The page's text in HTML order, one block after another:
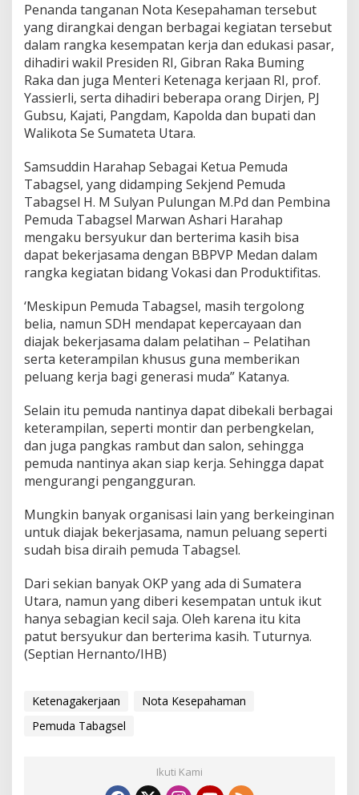
P
T
a
n
d
a
t
n
g
n
i
N
o
t
a
K
e
s
p
a
h
a
m
a
B
i
d
a
n
g
e
t
e
n
g
a
k
e
r
j
Penanda tanganan Nota Kesepahaman tersebut
yang dirangkai dengan berbagai kegiatan tersebut
dalam rangka kesempatan kerja dan edukasi pasar,
dihadiri wakil Presiden RI, Gibran Raka Buming
Raka dan juga Menteri Ketenaga kerjaan RI, prof.
Yassierli, serta dihadiri beberapa orang Dirjen, PJ
Gubsu, Kajati, Pangdam, Kapolda dan bupati dan
Walikota Se Sumateta Utara.
Samsuddin Harahap Sebagai Ketua Pemuda
Tabagsel, yang didamping Sekjend Pemuda
Tabagsel H. M Sulyan Pulungan M.Pd dan Pembina
Pemuda Tabagsel Marwan Ashari Harahap
mengaku bersyukur dan berterima kasih bisa
dapat bekerjasama dengan BBPVP Medan dalam
rangka kegiatan bidang Vokasi dan Produktifitas.
‘Meskipun Pemuda Tabagsel, masih tergolong
belia, namun SDH mendapat kepercayaan dan
diajak bekerjasama dalam pelatihan – Pelatihan
serta keterampilan khusus guna memberikan
peluang kerja bagi generasi muda” Katanya.
Selain itu pemuda nantinya dapat dibekali berbagai
keterampilan, seperti montir dan perbengkelan,
dan juga pangkas rambut dan salon, sehingga
pemuda nantinya akan siap kerja. Sehingga dapat
mengurangi pengangguran.
Mungkin banyak organisasi lain yang berkeinginan
untuk diajak bekerjasama, namun peluang seperti
sudah bisa diraih pemuda Tabagsel.
Dari sekian banyak OKP yang ada di Sumatera
Utara, namun yang diberi kesempatan untuk ikut
hanya sebagian kecil saja. Oleh karena itu kita
patut bersyukur dan berterima kasih. Tuturnya.
(Septian Hernanto/IHB)
Ketenagakerjaan
Nota Kesepahaman
Pemuda Tabagsel
Ikuti Kami